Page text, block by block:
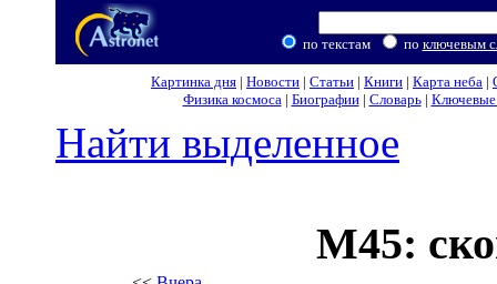
по текстам по ключевым
Картинка дня | Новости | Статьи | Книги | Карта неба |
Физика космоса| Биографии| Словарь| Ключевые
Найти выделенное
M45: